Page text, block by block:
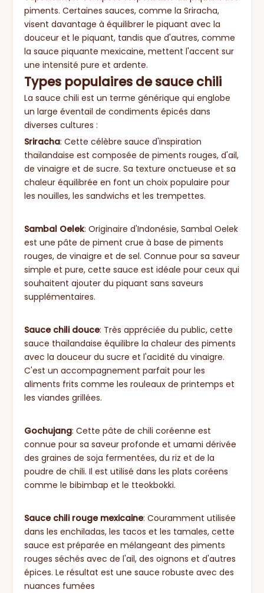
piments. Certaines sauces, comme la Sriracha,
visent davantage à équilibrer le piquant avec la
douceur et le piquant, tandis que d'autres, comme
la sauce piquante mexicaine, mettent l'accent sur
une intensité pure et ardente.
Types populaires de sauce chili
La sauce chili est un terme générique qui englobe
un large éventail de condiments épicés dans
diverses cultures :
Sriracha: Cette célèbre sauce d'inspiration
thaïlandaise est composée de piments rouges, d'ail,
de vinaigre et de sucre. Sa texture onctueuse et sa
chaleur équilibrée en font un choix populaire pour
les nouilles, les sandwichs et les trempettes.
Sambal Oelek: Originaire d'Indonésie, Sambal Oelek
est une pâte de piment crue à base de piments
rouges, de vinaigre et de sel. Connue pour sa saveur
simple et pure, cette sauce est idéale pour ceux qui
souhaitent ajouter du piquant sans saveurs
supplémentaires.
Sauce chili douce: Très appréciée du public, cette
sauce thaïlandaise équilibre la chaleur des piments
avec la douceur du sucre et l'acidité du vinaigre.
C'est un accompagnement parfait pour les
aliments frits comme les rouleaux de printemps et
les viandes grillées.
Gochujang: Cette pâte de chili coréenne est
connue pour sa saveur profonde et umami dérivée
des graines de soja fermentées, du riz et de la
poudre de chili. Il est utilisé dans les plats coréens
comme le bibimbap et le tteokbokki.
Sauce chili rouge mexicaine: Couramment utilisée
dans les enchiladas, les tacos et les tamales, cette
sauce est préparée en mélangeant des piments
rouges séchés avec de l'ail, des oignons et d'autres
épices. Le résultat est une sauce robuste avec des
nuances fumées